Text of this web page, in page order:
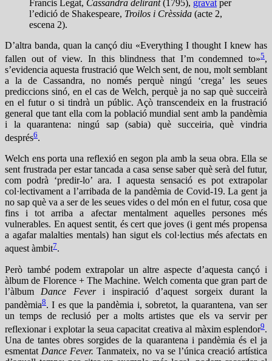
Francis Legat, Cassandra delirant(1795), gravat per
l’edició de Shakespeare, Troilos i Crèssida (acte 2,
escena 2).
D’altra banda, quan la cançó diu «Everything I thought I knew has
fallen out of view. In this blindness that I’m condemned to»5,
s’evidencia aquesta frustració que Welch sent, de nou, molt semblant
a la de Cassandra, no només perquè ningú ‘crega’ les seues
prediccions sinó, en el cas de Welch, perquè ja no sap què succeirà
en el futur o si tindrà un públic. Açò transcendeix en la frustració
general que tant ella com la població mundial sent amb la pandèmia
i la quarantena: ningú sap (sabia) què succeiria, què vindria
després6.
Welch ens porta una reflexió en segon pla amb la seua obra. Ella se
sent frustrada per estar tancada a casa sense saber què serà del futur,
com podrà ‘predir-lo’ ara. I aquesta sensació es pot extrapolar
col·lectivament a l’arribada de la pandèmia de Covid-19. La gent ja
no sap què va a ser de les seues vides o del món en el futur, cosa que
fins i tot arriba a afectar mentalment aquelles persones més
vulnerables. En aquest sentit, és cert que joves (i gent més propensa
a agafar malalties mentals) han sigut els col·lectius més afectats en
aquest àmbit7.
Però també podem extrapolar un altre aspecte d’aquesta cançó i
àlbum de Florence + The Machine. Welch comenta que gran part de
l’àlbum Dance Fever i inspiració d’aquest sorgeix durant la
pandèmia8. I es que la pandèmia i, sobretot, la quarantena, van ser
un temps de reclusió per a molts artistes que els va servir per
reflexionar i explotar la seua capacitat creativa al màxim esplendor9.
Una de tantes obres sorgides de la quarantena i pandèmia és el ja
esmentat Dance Fever.Tanmateix, no va se l’única creació artística